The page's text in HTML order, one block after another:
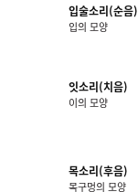
입술소리(순음)
입의 모양
잇소리(치음)
이의 모양
목소리(후음)
목구멍의 모양